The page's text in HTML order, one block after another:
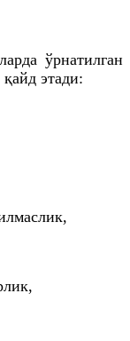
ўрнатилган
этади: